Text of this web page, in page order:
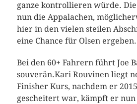
ganze kontrollieren würde.
nun die Appalachen,
hier in den vielen steilen
eine Chance für Olsen ergeben.
Bei den 60+ Fahrern führt Joe
souverän.Kari Rouvinen liegt
Finisher Kurs, nachdem er
gescheitert war, kämpft er